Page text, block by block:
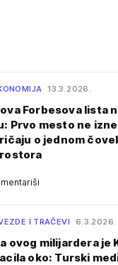
13.3.2026.
Forbesova lista
Prvo mesto ne
o jednom
I TRAČEVI 6.3.2026.
ovog milijardera je
oko: Turski